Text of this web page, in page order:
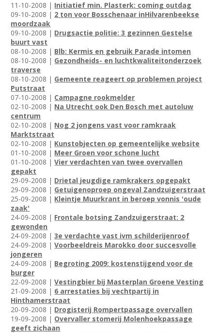
11-10-2008 | Initiatief min. Plasterk: coming outdag
09-10-2008 | 2 ton voor Bosschenaar inHilvarenbeekse
moordzaak
09-10-2008 | Drugsactie politie: 3 gezinnen Gestelse
buurt vast
08-10-2008 | Blb: Kermis en gebruik Parade intomen
08-10-2008 | Gezondheids- en luchtkwaliteitonderzoek
traverse
08-10-2008 | Gemeente reageert op problemen project
Putstraat
07-10-2008 | Campagne rookmelder
02-10-2008 | Na Utrecht ook Den Bosch met autoluw
centrum
02-10-2008 | Nog 2 jongens vast voor ramkraak
Marktstraat
02-10-2008 | Kunstobjecten op gemeentelijke website
01-10-2008 | Meer Groen voor schone lucht
01-10-2008 |Vier verdachten van twee overvallen
gepakt
29-09-2008 | Drietal jeugdige ramkrakers opgepakt
29-09-2008 | Getuigenoproep ongeval Zandzuigerstraat
25-09-2008 | Kleintje Muurkrant in beroep vonnis 'oude
zaak'
24-09-2008 | Frontale botsing Zandzuigerstraat: 2
gewonden
24-09-2008 |3e verdachte vast ivm schilderijenroof
24-09-2008 |Voorbeeldreis Marokko door succesvolle
jongeren
24-09-2008 | Begroting 2009: kostenstijgend voor de
burger
22-09-2008 |Vestingbier bij Masterplan Groene Vesting
21-09-2008 | 6 arrestaties bij vechtpartij in
Hinthamerstraat
20-09-2008 | Drogisterij Rompertpassage overvallen
19-09-2008 | Overvaller stomerij Molenhoekpassage
geeft zichaan